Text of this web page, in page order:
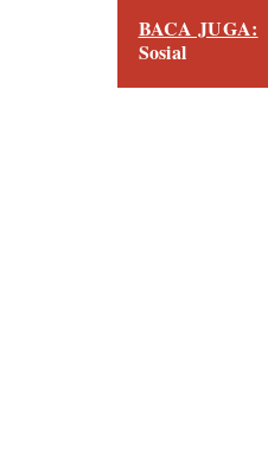
BACA JUGA:
Sosial